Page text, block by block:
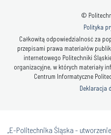
©
Polityka
Całkowitą odpowiedzialność za
przepisami prawa materiałów
internetowego Politechniki
organizacyjne, w których materiały
Centrum Informatyczne
Deklaracja
„E-Politechnika Śląska - utworzenie